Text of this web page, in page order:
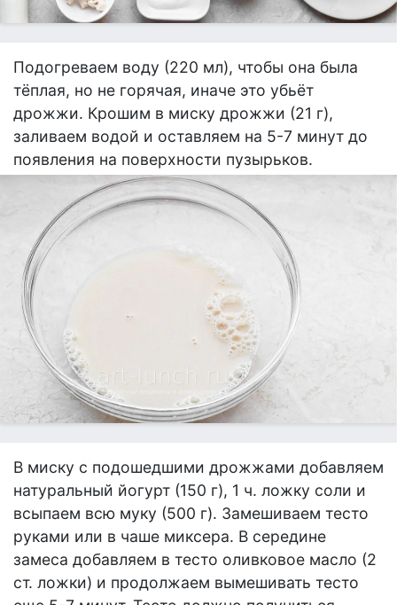
Подогреваем воду (220 мл), чтобы она была
тёплая, но не горячая, иначе это убьёт
дрожжи. Крошим в миску дрожжи (21 г),
заливаем водой и оставляем на 5-7 минут до
появления на поверхности пузырьков.
В миску с подошедшими дрожжами добавляем
натуральный йогурт (150 г), 1 ч. ложку соли и
всыпаем всю муку (500 г). Замешиваем тесто
руками или в чаше миксера. В середине
замеса добавляем в тесто оливковое масло (2
ст. ложки) и продолжаем вымешивать тесто